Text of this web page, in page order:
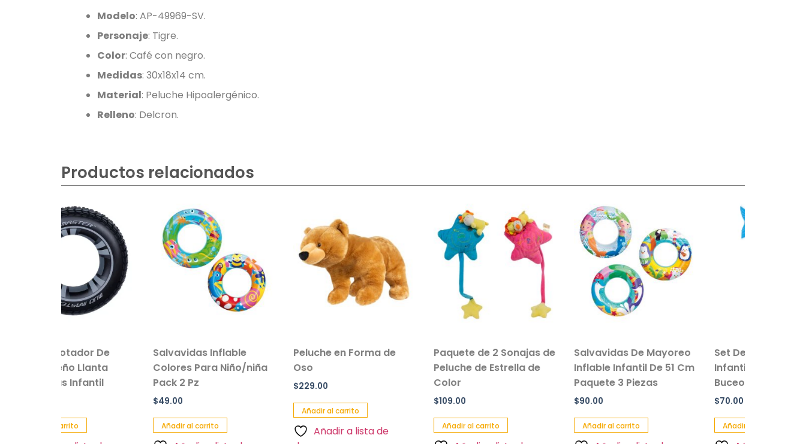
Modelo: AP-49969-SV.
Personaje: Tigre.
Color: Café con negro.
Medidas: 30x18x14 cm.
Material: Peluche Hipoalergénico.
Relleno: Delcron.
Productos relacionados
Salvavidas Inflable
Colores Para Niño/niña
Pack 2 Pz
Peluche en Forma de
Oso
Añadir a lista de
Paquete de 2 Sonajas de
Peluche de Estrella de
$109.00
Añadir al carrito
Salvavidas De Mayoreo
Inflable Infantil De 51 Cm
Paquete 3 Piezas
Set De Peces De Colores
Infantil Juguetes Para
Buceo